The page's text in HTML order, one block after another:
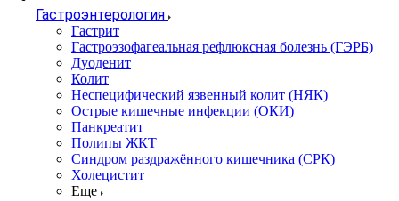
Гастроэнтерология
Гастрит
Гастроэзофагеальная рефлюксная болезнь (ГЭРБ)
Дуоденит
Колит
Неспецифический язвенный колит (НЯК)
Острые кишечные инфекции (ОКИ)
Панкреатит
Полипы ЖКТ
Синдром раздражённого кишечника (СРК)
Холецистит
Еще